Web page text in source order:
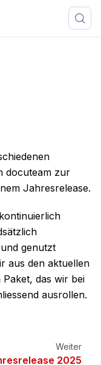
docuteam zur
Jahresrelease.
genutzt
aus den aktuellen
Paket, das wir bei
ausrollen.
Weiter
2025